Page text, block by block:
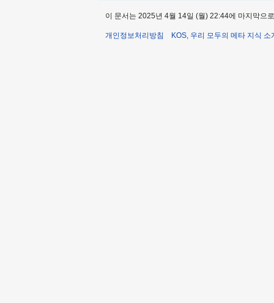
이 문서는 2025년 4월 14일 (월) 22:44에 마지막으
개인정보처리방침 KOS, 우리 모두의 메타 지식 소